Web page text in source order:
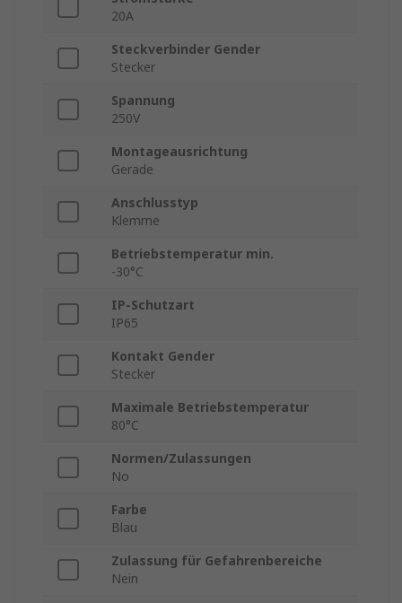
20A
Steckverbinder Gender
Stecker
Spannung
250V
Montageausrichtung
Gerade
Anschlusstyp
Klemme
Betriebstemperatur min.
-30°C
IP-Schutzart
IP65
Kontakt Gender
Stecker
Maximale Betriebstemperatur
80°C
Normen/Zulassungen
No
Farbe
Blau
Zulassung für Gefahrenbereiche
Nein